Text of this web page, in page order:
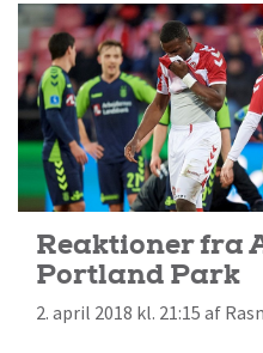
Reaktioner fra
Portland Park
2. april 2018 kl. 21:15 af